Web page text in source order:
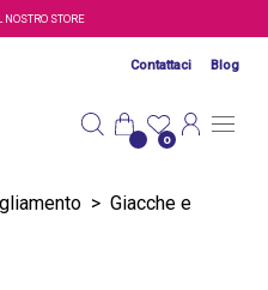
STORE
Contattaci Blog
0
> Giacche e